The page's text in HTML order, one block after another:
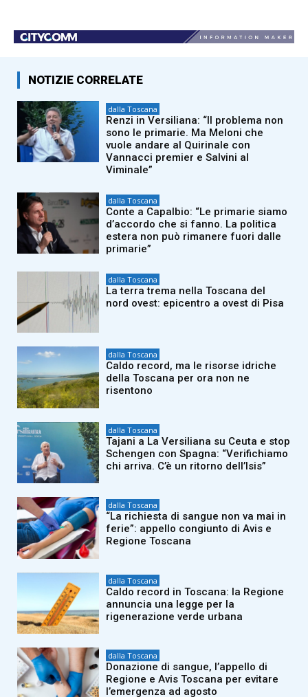
NOTIZIE CORRELATE
dalla Toscana
Renzi in Versiliana: “Il problema non
sono le primarie. Ma Meloni che
vuole andare al Quirinale con
Vannacci premier e Salvini al
Viminale”
dalla Toscana
Conte a Capalbio: “Le primarie siamo
d’accordo che si fanno. La politica
estera non può rimanere fuori dalle
primarie”
dalla Toscana
La terra trema nella Toscana del
nord ovest: epicentro a ovest di Pisa
dalla Toscana
Caldo record, ma le risorse idriche
della Toscana per ora non ne
risentono
dalla Toscana
Tajani a La Versiliana su Ceuta e stop
Schengen con Spagna: “Verifichiamo
chi arriva. C’è un ritorno dell’Isis”
dalla Toscana
“La richiesta di sangue non va mai in
ferie”: appello congiunto di Avis e
Regione Toscana
dalla Toscana
Caldo record in Toscana: la Regione
annuncia una legge per la
rigenerazione verde urbana
dalla Toscana
Donazione di sangue, l’appello di
Regione e Avis Toscana per evitare
l’emergenza ad agosto